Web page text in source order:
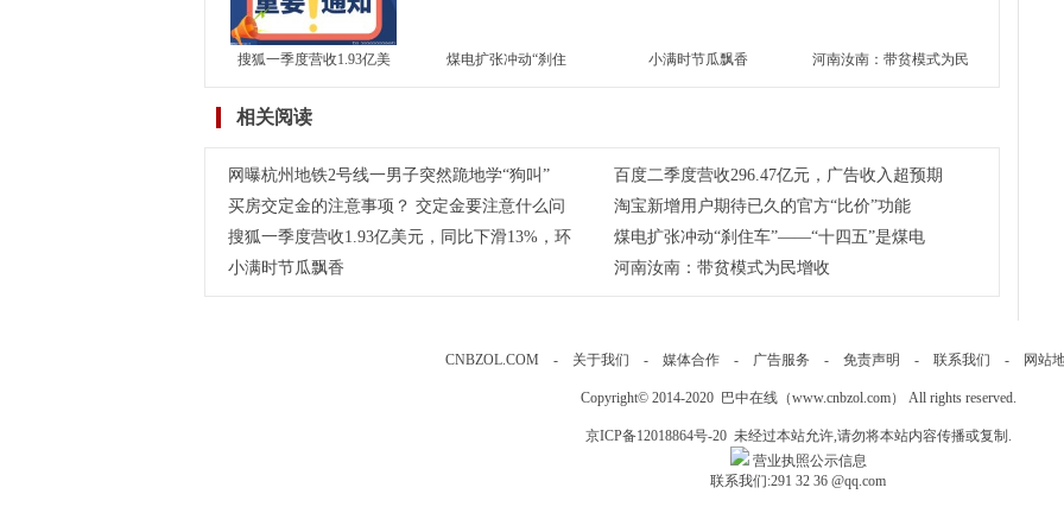
搜狐一季度营收1.93亿美
持平
煤电扩张冲动“刹住
小满时节瓜飘香
河南汝南：带贫模式为民
相关阅读
网曝杭州地铁2号线一男子突然跪地学“狗叫”
百度二季度营收296.47亿元，广告收入超预期
买房交定金的注意事项？ 交定金要注意什么问
淘宝新增用户期待已久的官方“比价”功能
搜狐一季度营收1.93亿美元，同比下滑13%，环
煤电扩张冲动“刹住车”——“十四五”是煤电
小满时节瓜飘香
河南汝南：带贫模式为民增收
CNBZOL.COM - 关于我们 - 媒体合作- 广告服务 - 免责声明 - 联系我们 - 网站
Copyright© 2014-2020 巴中在线（www.cnbzol.com） All rights reserved.
京ICP备12018864号-20未经过本站允许,请勿将本站内容传播或复制.
营业执照公示信息
联系我们:291 32 36 @qq.com